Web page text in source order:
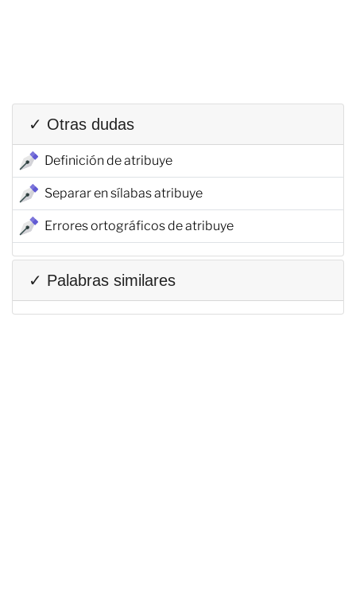
✓ Otras dudas
Definición de atribuye
Separar en sílabas atribuye
Errores ortográficos de atribuye
✓ Palabras similares